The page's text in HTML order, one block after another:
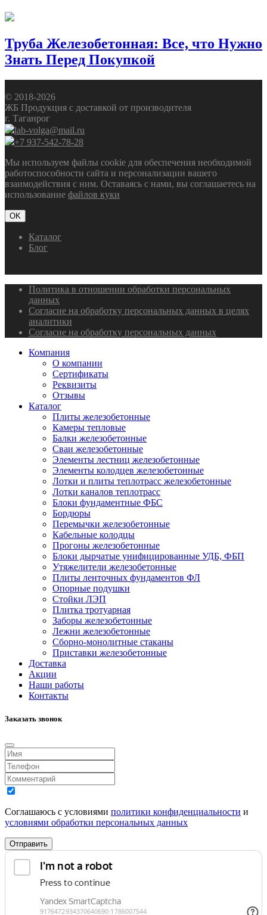
Труба Железобетонная: Все, что Нужно
Знать Перед Покупкой
© 2018-2026
ЖБ Продукция с доставкой от производителя
г. Таганрог
lab-volga@mail.ru
+7 937-542-78-28
Мы используем файлы cookie для обеспечения необходимой
работоспособности сайта и персонализации вашего
взаимодействия с ним. Оставаясь с нами, вы соглашаетесь на
использование файлов куки
OK
Каталог
Блог
Политика в отношении обработки персональных
данных
Согласие на обработку персональных данных в целях
аналитики
Согласие на обработку персональных данных
Компания
О компании
Сертификаты
Реквизиты
Отзывы
Каталог
Плиты железобетонные
Камеры тепловые
Балки железобетонные
Сваи железобетонные
Элементы лестниц железобетонные
Элементы колодцев железобетонные
Лотки и плиты теплотрасс железобетонные
Лотки каналов теплотрасс
Блоки фундаментные ФБС
Бордюры
Перемычки железобетонные
Кабельные колодцы
Прогоны железобетонные
Блоки дырчатые унифицированные УДБ, ФБП
Утяжелители железобетонные
Плиты ленточных фундаментов ФЛ
Опорные подушки
Стойки ЛЭП
Плитка тротуарная
Заборы железобетонные
Лежни железобетонные
Сборно-монолитные стаканы
Приставки железобетонные
Доставка
Акции
Наши работы
Контакты
Заказать звонок
Соглашаюсь с условиями политики конфиденциальности и
условиями обработки персональных данных
Отправить